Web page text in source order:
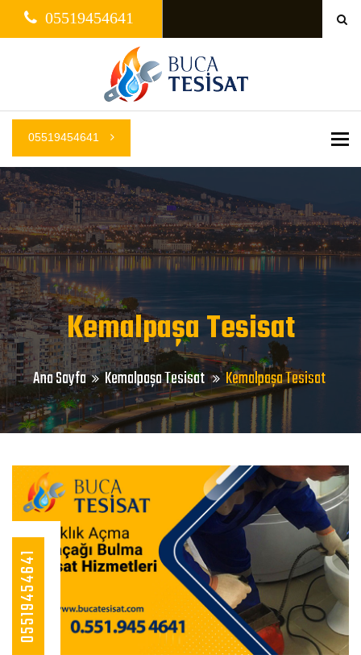
05519454641
05519454641
Kemalpaşa Tesisat
Ana Sayfa Kemalpaşa Tesisat Kemalpaşa Tesisat
05519454641